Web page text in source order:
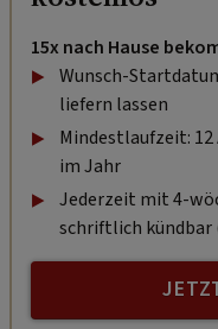
15x nach Hause
Wunsch-
liefern lassen
Mindestlaufzeit: 12
im Jahr
Jederzeit mit 4-
schriftlich kündbar